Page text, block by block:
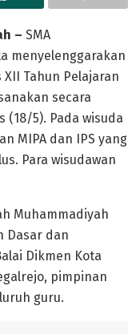
– SMA
menyelenggarakan
XII Tahun Pelajaran
secara
(18/5). Pada wisuda
MIPA dan IPS yang
Para wisudawan
Muhammadiyah
Dasar dan
Dikmen Kota
pimpinan
guru.